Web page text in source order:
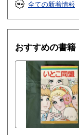
全ての新着情報
おすすめの書籍